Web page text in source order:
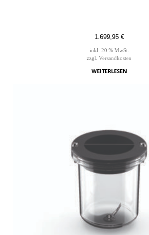
1.699,95 €
inkl. 20 % MwSt.
zzgl. Versandkosten
WEITERLESEN